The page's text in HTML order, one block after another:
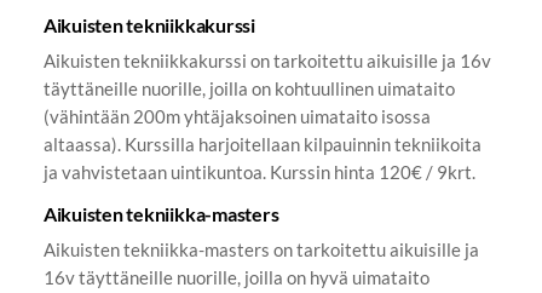
Aikuisten tekniikkakurssi
Aikuisten tekniikkakurssi on tarkoitettu aikuisille ja 16v
täyttäneille nuorille, joilla on kohtuullinen uimataito
(vähintään 200m yhtäjaksoinen uimataito isossa
altaassa). Kurssilla harjoitellaan kilpauinnin tekniikoita
ja vahvistetaan uintikuntoa. Kurssin hinta 120€ / 9krt.
Aikuisten tekniikka-masters
Aikuisten tekniikka-masters on tarkoitettu aikuisille ja
16v täyttäneille nuorille, joilla on hyvä uimataito